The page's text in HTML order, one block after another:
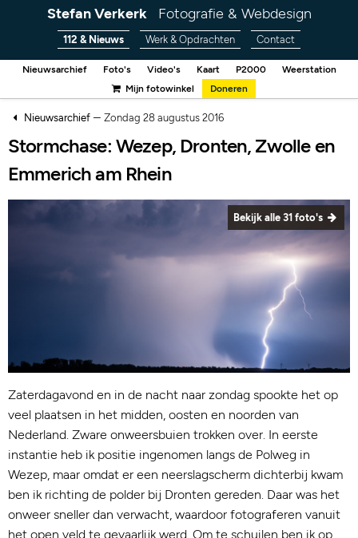
Stefan Verkerk Fotografie & Webdesign
112 & Nieuws Werk & Opdrachten Contact
Nieuwsarchief Foto's Video's Kaart P2000
Weerstation
Mijn fotowinkel
Doneren
Nieuwsarchief– Zondag 28 augustus 2016
Stormchase: Wezep, Dronten, Zwolle en
Emmerich am Rhein
Bekijk alle 31 foto's
Zaterdagavond en in de nacht naar zondag spookte het op
veel plaatsen in het midden, oosten en noorden van
Nederland. Zware onweersbuien trokken over. In eerste
instantie heb ik positie ingenomen langs de Polweg in
Wezep, maar omdat er een neerslagscherm dichterbij kwam
ben ik richting de polder bij Dronten gereden. Daar was het
onweer sneller dan verwacht, waardoor fotograferen vanuit
het open veld te gevaarlijk werd. Om te schuilen ben ik op